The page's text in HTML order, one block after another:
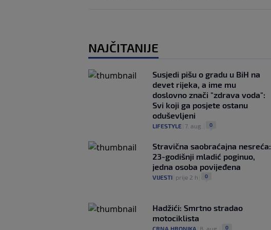
NAJČITANIJE
Susjedi pišu o gradu u BiH na
devet rijeka, a ime mu
doslovno znači "zdrava voda":
Svi koji ga posjete ostanu
oduševljeni
LIFESTYLE 7. aug. 0
Stravična saobraćajna nesreća:
23-godišnji mladić poginuo,
jedna osoba povijeđena
VIJESTI prije 2 h 0
Hadžići: Smrtno stradao
motociklista
CRNA HRONIKA 8. aug. 0